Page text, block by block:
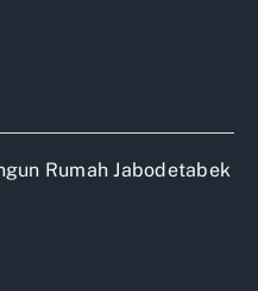
Rumah Jabodetabek